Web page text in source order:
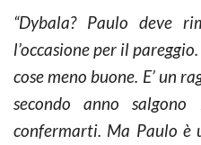
“Dybala? Paulo deve
l’occasione per il
cose meno buone. E’ un
secondo anno
confermarti. Ma Paulo è